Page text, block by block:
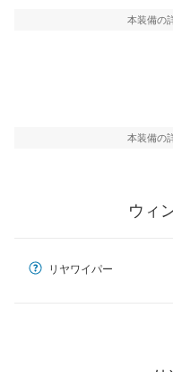
本装備の
本装備の
ウィ
リヤワイパー